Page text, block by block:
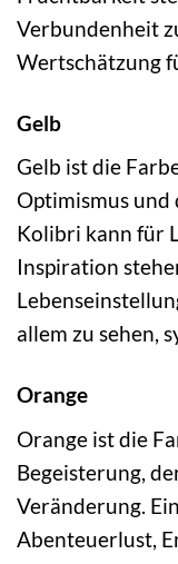
Verbundenheit
Wertschätzung
Gelb
Gelb ist die
Optimismus
Kolibri kann für
Inspiration
allem zu sehen,
Orange
Orange ist die
Begeisterung,
Veränderung.
Abenteuerlust,